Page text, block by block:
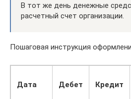
В тот же день денежные
расчетный счет организации.
Пошаговая инструкция
Дата Дебет Кредит